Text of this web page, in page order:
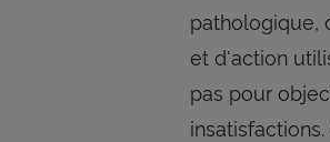
pathologique,
et d'action
pas pour